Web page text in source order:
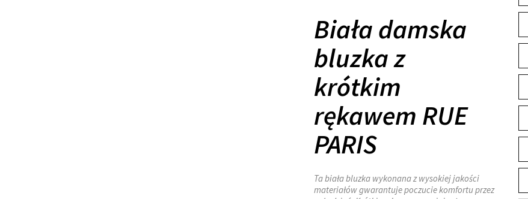
Biała damska
bluzka z
krótkim
rękawem RUE
PARIS
Ta biała bluzka wykonana z wysokiej jakości
materiałów gwarantuje poczucie komfortu przez